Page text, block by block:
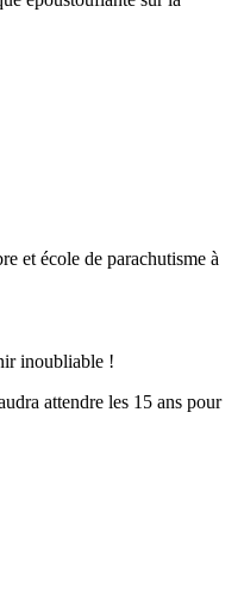
et école de parachutisme à
inoubliable !
attendre les 15 ans pour